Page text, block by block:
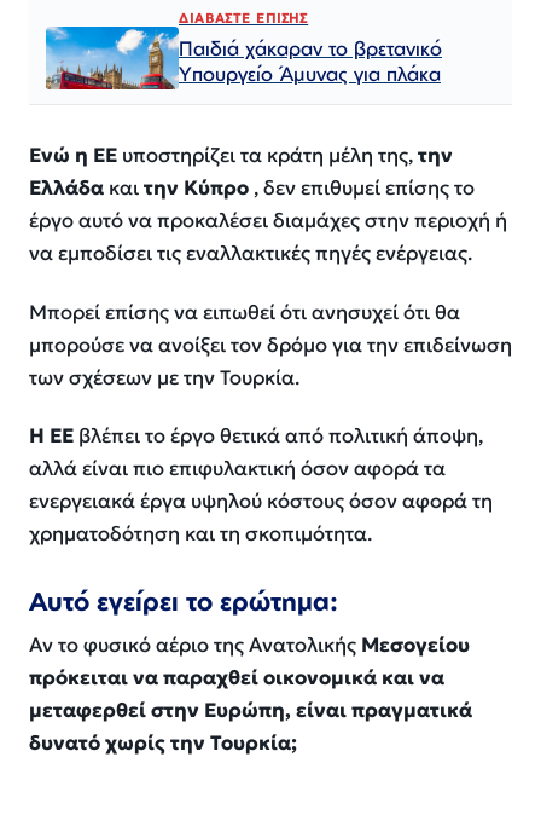
ΔΙΑΒΑΣΤΕ ΕΠΙΣΗΣ
Παιδιά χάκαραν το βρετανικό
Υπουργείο Άμυνας για πλάκα
Ενώ η ΕΕ υποστηρίζει τα κράτη μέλη της,την
Ελλάδα καιτην Κύπρο , δεν επιθυμεί επίσης το
έργο αυτό να προκαλέσει διαμάχες στην περιοχή ή
να εμποδίσει τις εναλλακτικές πηγές ενέργειας.
Μπορεί επίσης να ειπωθεί ότι ανησυχεί ότι θα
μπορούσε να ανοίξει τον δρόμο για την επιδείνωση
των σχέσεων με την Τουρκία.
Η ΕΕ βλέπει το έργο θετικά από πολιτική άποψη,
αλλά είναι πιο επιφυλακτική όσον αφορά τα
ενεργειακά έργα υψηλού κόστους όσον αφορά τη
χρηματοδότηση και τη σκοπιμότητα.
Αυτό εγείρει το ερώτημα:
Αν το φυσικό αέριο της Ανατολικής Μεσογείου
πρόκειται να παραχθεί οικονομικά και να
μεταφερθεί στην Ευρώπη, είναι πραγματικά
δυνατό χωρίς την Τουρκία;